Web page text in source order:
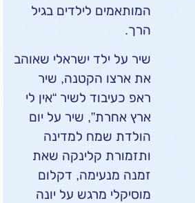
המותאמים לילדים בגיל
שיר על ילד ישראלי שאוהב
את ארצו הקטנה, שיר
ראפ כעיבוד לשיר “אין לי
ארץ אחרת”, שיר על יום
הולדת שמח למדינה
ותזמורת קלינקה שאת
זמנה מנעימה, דקלום
מוסיקלי מרגש על יונה